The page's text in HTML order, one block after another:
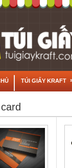
TÚI GIẤY KRAFT